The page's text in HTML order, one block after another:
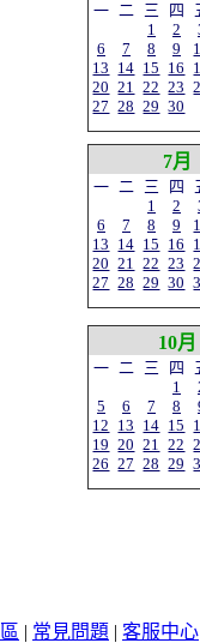
一 二 三 四
1
2
6
7 8 9
13 14 15 16
20 21 22 23
27 28 29 30
7月
一 二 三 四
1
2
6
7 8 9
13 14 15 16
20 21 22 23
27 28 29 30
10月
一 二 三 四
1
5
6 7 8
12 13 14 15
19 20 21 22
26 27 28 29
| 常見問題 | 客服中心